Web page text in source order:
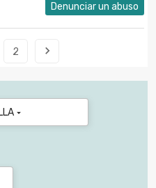
Denunciar un abuso
2 
